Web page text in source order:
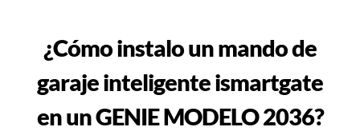
¿Cómo instalo un mando de
garaje inteligente ismartgate
en un GENIE MODELO 2036?